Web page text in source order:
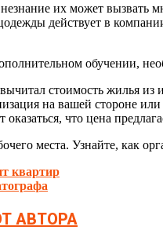
их может вызвать
действует в
обучении,
стоимость жилья
на вашей стороне
что цена
места. Узнайте, как
квартир
АВТОРА